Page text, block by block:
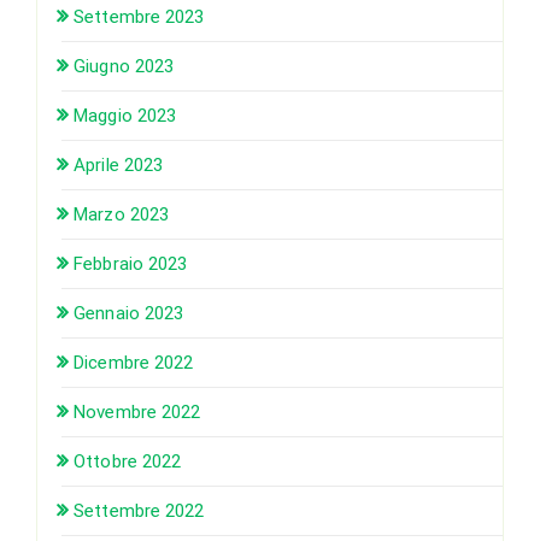
Settembre 2023
Giugno 2023
Maggio 2023
Aprile 2023
Marzo 2023
Febbraio 2023
Gennaio 2023
Dicembre 2022
Novembre 2022
Ottobre 2022
Settembre 2022